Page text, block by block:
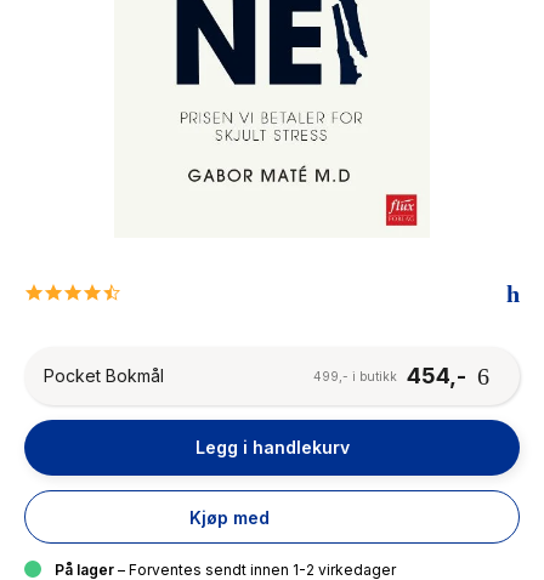
4.3
Pocket Bokmål
454,-
499,- i butikk
Legg i handlekurv
Kjøp med
På lager – Forventes sendt innen 1-2 virkedager